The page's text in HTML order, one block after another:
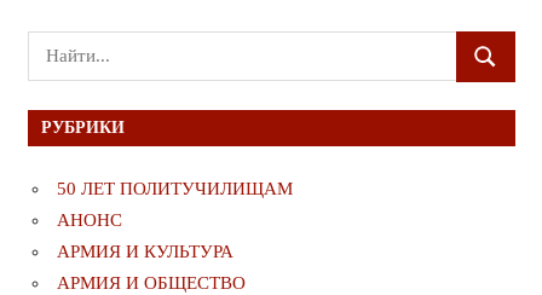
Поиск
для:
ПОИСК
РУБРИКИ
50 ЛЕТ ПОЛИТУЧИЛИЩАМ
АНОНС
АРМИЯ И КУЛЬТУРА
АРМИЯ И ОБЩЕСТВО